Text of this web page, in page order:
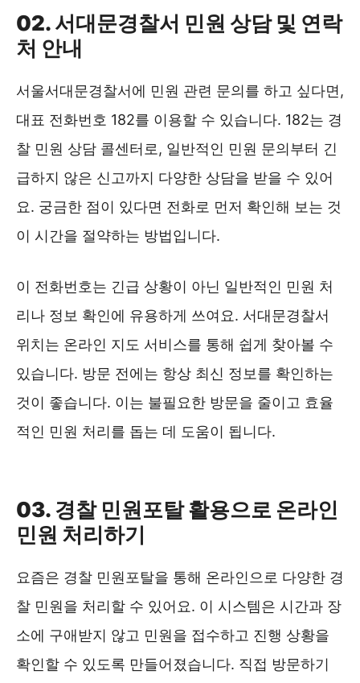
02. 서대문경찰서 민원 상담 및 연락
처 안내
서울서대문경찰서에 민원 관련 문의를 하고 싶다면,
대표 전화번호 182를 이용할 수 있습니다. 182는 경
찰 민원 상담 콜센터로, 일반적인 민원 문의부터 긴
급하지 않은 신고까지 다양한 상담을 받을 수 있어
요. 궁금한 점이 있다면 전화로 먼저 확인해 보는 것
이 시간을 절약하는 방법입니다.
이 전화번호는 긴급 상황이 아닌 일반적인 민원 처
리나 정보 확인에 유용하게 쓰여요. 서대문경찰서
위치는 온라인 지도 서비스를 통해 쉽게 찾아볼 수
있습니다. 방문 전에는 항상 최신 정보를 확인하는
것이 좋습니다. 이는 불필요한 방문을 줄이고 효율
적인 민원 처리를 돕는 데 도움이 됩니다.
03. 경찰 민원포탈 활용으로 온라인
민원 처리하기
요즘은 경찰 민원포탈을 통해 온라인으로 다양한 경
찰 민원을 처리할 수 있어요. 이 시스템은 시간과 장
소에 구애받지 않고 민원을 접수하고 진행 상황을
확인할 수 있도록 만들어졌습니다. 직접 방문하기